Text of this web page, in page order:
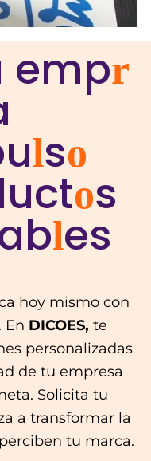
empr
lso
os
les
hoy mismo con
En DICOES, te
personalizadas
de tu empresa
Solicita tu
a transformar la
tu marca.